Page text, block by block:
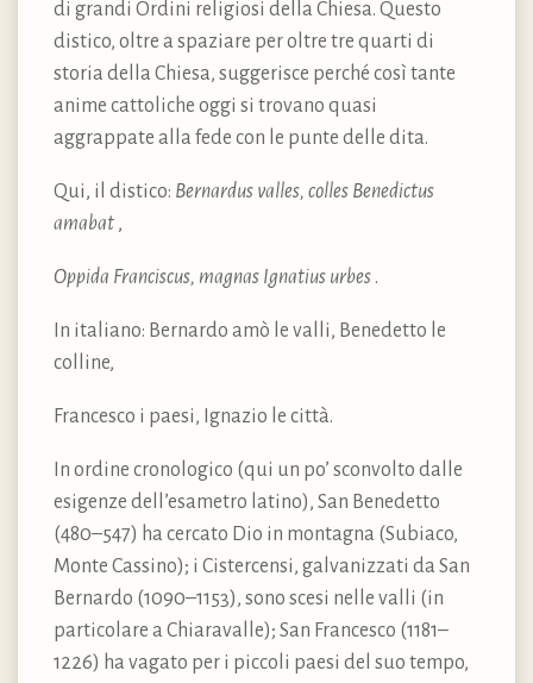
di grandi Ordini religiosi della Chiesa. Questo
distico, oltre a spaziare per oltre tre quarti di
storia della Chiesa, suggerisce perché così tante
anime cattoliche oggi si trovano quasi
aggrappate alla fede con le punte delle dita.
Qui, il distico: Bernardus valles, colles Benedictus
amabat ,
Oppida Franciscus, magnas Ignatius urbes .
In italiano: Bernardo amò le valli, Benedetto le
colline,
Francesco i paesi, Ignazio le città.
In ordine cronologico (qui un po’ sconvolto dalle
esigenze dell’esametro latino), San Benedetto
(480–547) ha cercato Dio in montagna (Subiaco,
Monte Cassino); i Cistercensi, galvanizzati da San
Bernardo (1090–1153), sono scesi nelle valli (in
particolare a Chiaravalle); San Francesco (1181–
1226) ha vagato per i piccoli paesi del suo tempo,